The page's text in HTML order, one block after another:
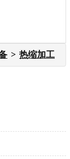
热缩加工